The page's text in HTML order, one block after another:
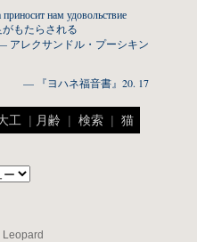
нам удовольствие
もたらされる
アレクサンドル・プーシキン
— 『ヨハネ福音書』20. 17
工 | 月齢 | 検索 | 猫
Leopard